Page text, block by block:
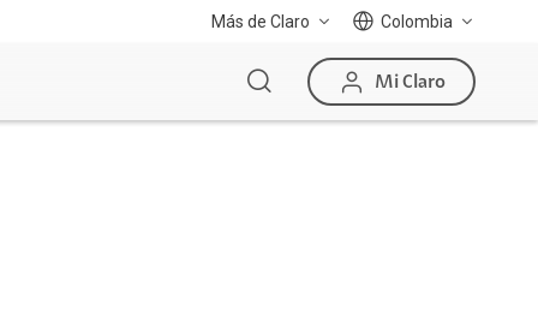
Más de Claro Colombia
Mi Claro